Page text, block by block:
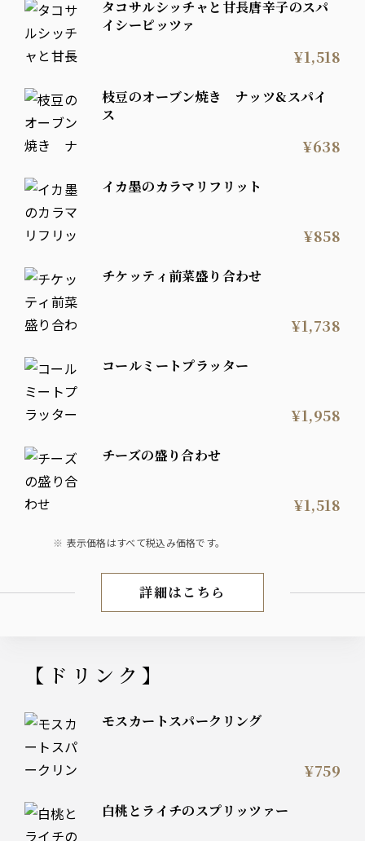
タコサルシッチャと甘長唐辛子のスパ
イシーピッツァ
¥1,518
枝豆のオーブン焼き ナッツ&スパイ
ス
¥638
イカ墨のカラマリフリット
¥858
チケッティ前菜盛り合わせ
¥1,738
コールミートプラッター
¥1,958
チーズの盛り合わせ
¥1,518
表示価格はすべて税込み価格です。
【料理】
詳細はこちら
【ドリンク】
モスカートスパークリング
¥759
白桃とライチのスプリッツァー